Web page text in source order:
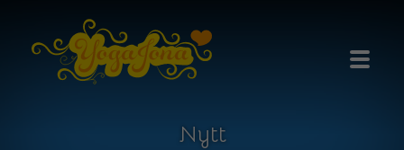
Nytt